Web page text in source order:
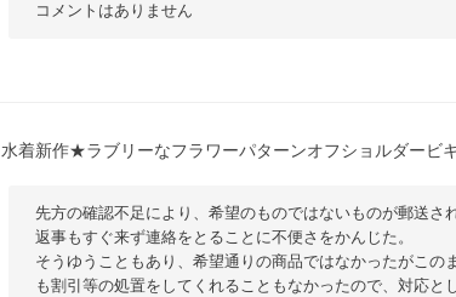
コメントはありません
水着新作★ラブリーなフラワーパターンオフショルダービ
先方の確認不足により、希望のものではないものが郵送さ
返事もすぐ来ず連絡をとることに不便さをかんじた。
そうゆうこともあり、希望通りの商品ではなかったがこの
も割引等の処置をしてくれることもなかったので、対応と